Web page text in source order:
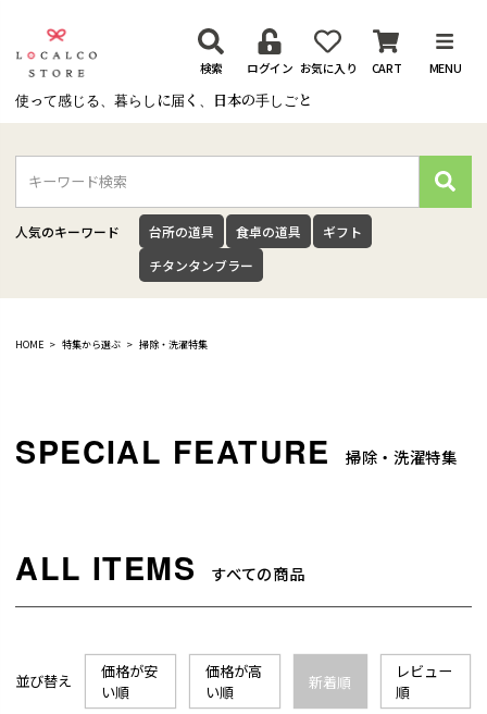
使って感じる、暮らしに届く、日本の手しごと
検索 ログイン お気に入り CART MENU
検
索
人気のキーワード 台所の道具 食卓の道具
ギフト
チタンタンブラー
HOME 特集から選ぶ 掃除・洗濯特集
掃除・洗濯特集
すべての商品
並び替え
価格が安
い順
価格が高
い順
新着順
レビュー
順